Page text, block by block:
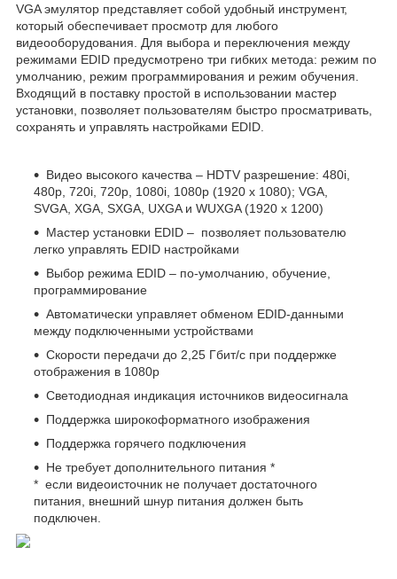
VGA эмулятор представляет собой удобный инструмент,
который обеспечивает просмотр для любого
видеооборудования. Для выбора и переключения между
режимами EDID предусмотрено три гибких метода: режим по
умолчанию, режим программирования и режим обучения.
Входящий в поставку простой в использовании мастер
установки, позволяет пользователям быстро просматривать,
сохранять и управлять настройками EDID.
Видео высокого качества – HDTV разрешение: 480i,
480p, 720i, 720p, 1080i, 1080p (1920 x 1080); VGA,
SVGA, XGA, SXGA, UXGA и WUXGA (1920 x 1200)
Мастер установки EDID – позволяет пользователю
легко управлять EDID настройками
Выбор режима EDID – по-умолчанию, обучение,
программирование
Автоматически управляет обменом EDID-данными
между подключенными устройствами
Скорости передачи до 2,25 Гбит/с при поддержке
отображения в 1080p
Светодиодная индикация источников видеосигнала
Поддержка широкоформатного изображения
Поддержка горячего подключения
Не требует дополнительного питания *
* если видеоисточник не получает достаточного
питания, внешний шнур питания должен быть
подключен.